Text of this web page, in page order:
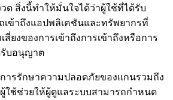
ด สิ่งนี้ทำให้มั่นใจได้ว่าผู้ใช้ที่ได้รับ
ข้าถึงแอปพลิเคชันและทรัพยากรที่
สี่ยงของการเข้าถึงการเข้าถึงหรือการ
รับอนุญาต
รรักษาความปลอดภัยของแกนรวมถึง
ใช้ช่วยให้ผู้ดูแลระบบสามารถกำหนด